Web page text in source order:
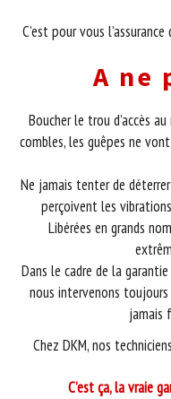
C’est pour vous
A ne
Boucher le trou d’accès
combles, les guêpes ne
Ne jamais tenter de
perçoivent les
Libérées en grands
Dans le cadre de la
nous intervenons toujours
jamais
Chez DKM, nos
C’est ça, la vraie